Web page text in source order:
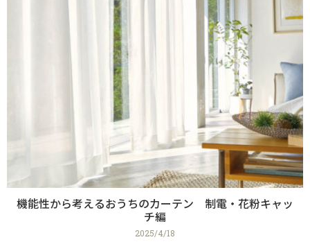
機能性から考えるおうちのカーテン 制電・花粉キャッ
チ編
2025/4/18